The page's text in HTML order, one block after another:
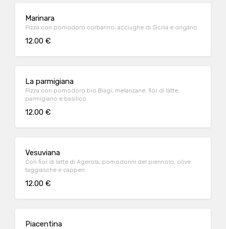
Marinara
Pizza con pomodoro corbarino, acciughe di Sicilia e origano
12.00 €
La parmigiana
Pizza con pomodoro bio Biagi, melanzane, fior di latte,
parmigiano e basilico
12.00 €
Vesuviana
Con fior di latte di Agerola, pomodorini del piennolo, olive
taggiasche e capperi
12.00 €
Piacentina